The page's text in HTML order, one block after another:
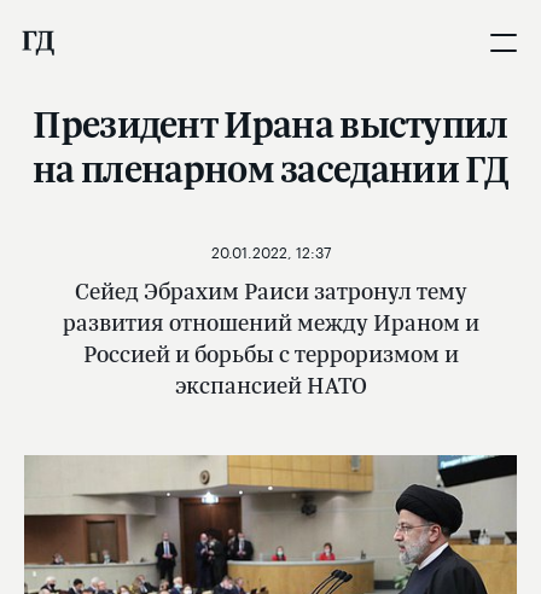
Президент Ирана выступил
на пленарном заседании ГД
Сейед Эбрахим Раиси затронул тему
развития отношений между Ираном и
Россией и борьбы с терроризмом и
экспансией НАТО
20.01.2022, 12:37